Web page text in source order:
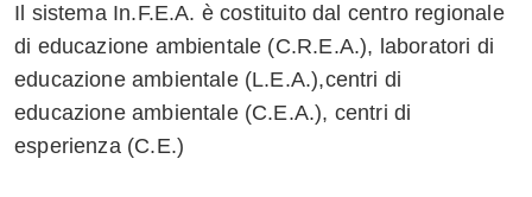
Il sistema In.F.E.A. è costituito dal centro regionale
di educazione ambientale (C.R.E.A.), laboratori di
educazione ambientale (L.E.A.),centri di
educazione ambientale (C.E.A.), centri di
esperienza (C.E.)